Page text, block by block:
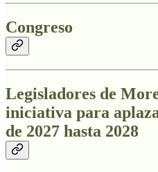
Congreso
Legisladores de
iniciativa para
de 2027 hasta 2028